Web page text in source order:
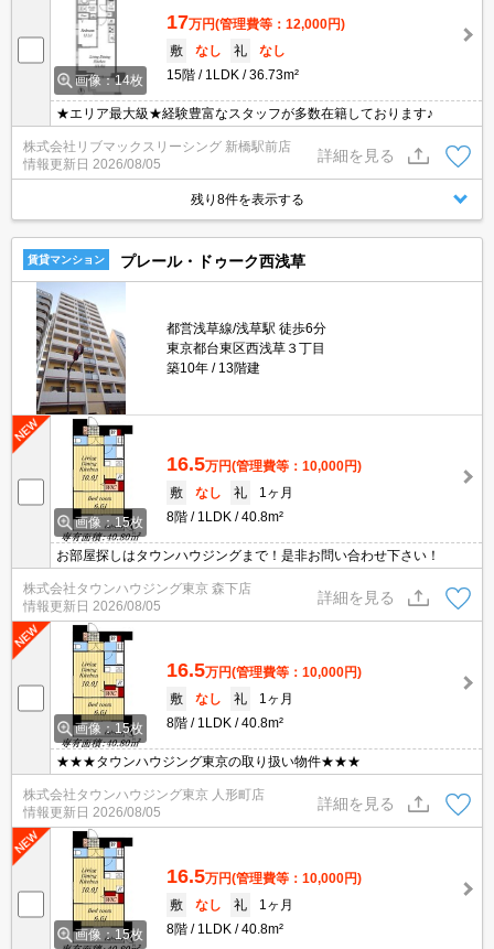
画像：14枚
17万円(管理費等：12,000円)
敷
なし 礼
なし
15階
1LDK 36.73m²
★エリア最大級★経験豊富なスタッフが多数在籍しております♪
株式会社リブマックスリーシング 新橋駅前店
情報更新日 2026/08/05
詳細を見る
残り8件を表示する
賃貸マンション プレール・ドゥーク西浅草
都営浅草線/浅草駅 徒歩6分
東京都台東区西浅草３丁目
築10年
13階建
画像：15枚
16.5万円(管理費等：10,000円)
敷
なし 礼
1ヶ月
8階
1LDK 40.8m²
お部屋探しはタウンハウジングまで！是非お問い合わせ下さい！
株式会社タウンハウジング東京 森下店
情報更新日 2026/08/05
詳細を見る
画像：15枚
16.5万円(管理費等：10,000円)
敷
なし 礼
1ヶ月
8階
1LDK 40.8m²
★★★タウンハウジング東京の取り扱い物件★★★
株式会社タウンハウジング東京 人形町店
情報更新日 2026/08/05
詳細を見る
画像：15枚
16.5万円(管理費等：10,000円)
敷
なし 礼
1ヶ月
8階
1LDK 40.8m²